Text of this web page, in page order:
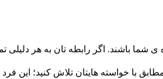
ی شما باشند. اگر رابطه تان به هر
با خواسته هایتان تلاش کنید؛ این